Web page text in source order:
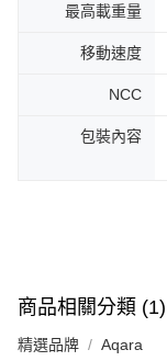
最高載重量
移動速度
NCC
包裝內容
商品相關分類 (1)
精選品牌 Aqara